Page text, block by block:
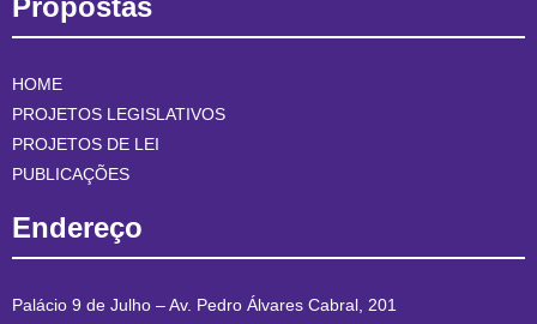
Propostas
HOME
PROJETOS LEGISLATIVOS
PROJETOS DE LEI
PUBLICAÇÕES
Endereço
Palácio 9 de Julho – Av. Pedro Álvares Cabral, 201